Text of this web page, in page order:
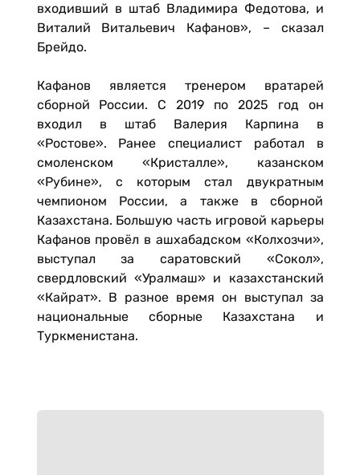
входивший в штаб Владимира Федотова, и
Виталий Витальевич Кафанов», – сказал
Брейдо.
Кафанов является тренером вратарей
сборной России. С 2019 по 2025 год он
входил в штаб Валерия Карпина в
«Ростове». Ранее специалист работал в
смоленском «Кристалле», казанском
«Рубине», с которым стал двукратным
чемпионом России, а также в сборной
Казахстана. Большую часть игровой карьеры
Кафанов провёл в ашхабадском «Колхозчи»,
выступал за саратовский «Сокол»,
свердловский «Уралмаш» и казахстанский
«Кайрат». В разное время он выступал за
национальные сборные Казахстана и
Туркменистана.